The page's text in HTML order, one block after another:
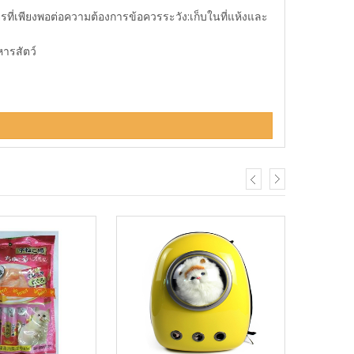
เพียงพอต่อความต้องการข้อควรระวัง:เก็บในที่แห้งและ
รสัตว์